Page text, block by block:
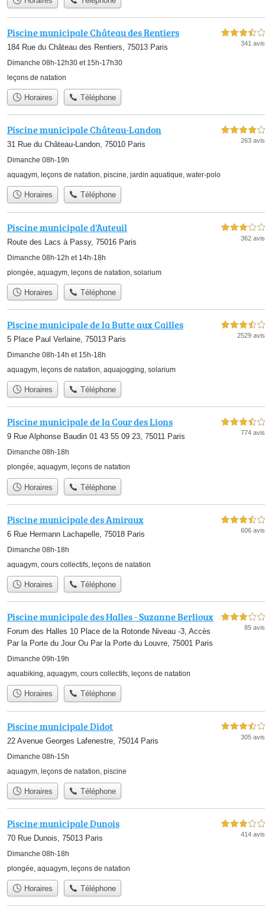
Piscine municipale Château des Rentiers
184 Rue du Château des Rentiers, 75013 Paris
Dimanche 08h-12h30 et 15h-17h30
3,5 étoiles sur 5
341 avis
leçons de natation
Horaires Téléphone
Piscine municipale Château-Landon
31 Rue du Château-Landon, 75010 Paris
Dimanche 08h-19h
4,0 étoiles sur 5
263 avis
aquagym, leçons de natation, piscine, jardin aquatique, water-polo
Horaires Téléphone
Piscine municipale d'Auteuil
Route des Lacs à Passy, 75016 Paris
Dimanche 08h-12h et 14h-18h
3,0 étoiles sur 5
362 avis
plongée aquagym leçons de natation solarium
Horaires Téléphone
Piscine municipale de la Butte aux Cailles
5 Place Paul Verlaine, 75013 Paris
Dimanche 08h-14h et 15h-18h
3,5 étoiles sur 5
2529 avis
aquagym, leçons de natation, aquajogging, solarium
Horaires Téléphone
Piscine municipale de la Cour des Lions
9 Rue Alphonse Baudin 01 43 55 09 23, 75011 Paris
Dimanche 08h-18h
3,5 étoiles sur 5
774 avis
plongée, aquagym, leçons de natation
Horaires Téléphone
Piscine municipale des Amiraux
6 Rue Hermann Lachapelle, 75018 Paris
Dimanche 08h-18h
3,5 étoiles sur 5
606 avis
aquagym cours collectifs leçons de natation
Horaires Téléphone
Piscine municipale des Halles - Suzanne Berlioux
Forum des Halles 10 Place de la Rotonde Niveau -3, Accès
Par la Porte du Jour Ou Par la Porte du Louvre, 75001 Paris
Dimanche 09h-19h
3,0 étoiles sur 5
85 avis
aquabiking, aquagym, cours collectifs, leçons de natation
Horaires Téléphone
Piscine municipale Didot
22 Avenue Georges Lafenestre, 75014 Paris
Dimanche 08h-15h
3,5 étoiles sur 5
305 avis
aquagym leçons de natation piscine
Horaires Téléphone
Piscine municipale Dunois
70 Rue Dunois, 75013 Paris
Dimanche 08h-18h
3,0 étoiles sur 5
414 avis
plongée, aquagym, leçons de natation
Horaires Téléphone